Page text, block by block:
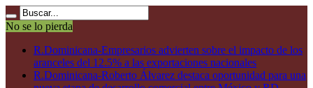
No se lo pierda
R.Dominicana-Empresarios advierten sobre el impacto de los
aranceles del 12.5% a las exportaciones nacionales
R.Dominicana-Roberto Álvarez destaca oportunidad para una